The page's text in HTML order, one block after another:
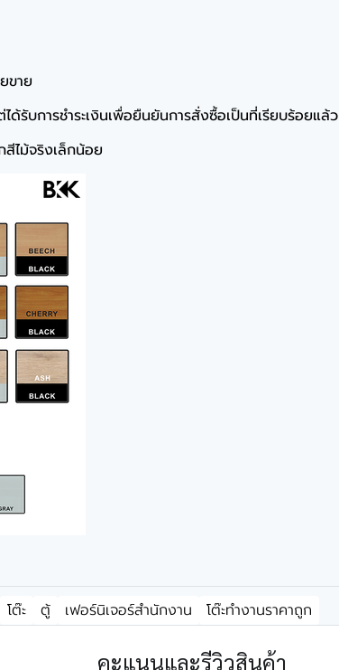
ขาย
รับการชำระเงินเพื่อยืนยันการสั่งซื้อเป็นที่เรียบร้อยแล้ว
ไม้จริงเล็กน้อย
โต๊ะ ตู้ เฟอร์นิเจอร์สำนักงาน โต๊ะทำงานราคาถูก
คะแนนและรีวิวสินค้า